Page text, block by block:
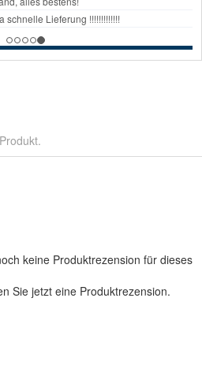
keine Produktrezension für dieses
Sie jetzt eine Produktrezension.